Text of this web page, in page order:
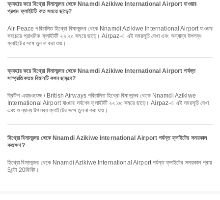
ব্যবহার করে হিথ্রো বিমানবন্দর থেকে Nnamdi Azikiwe International Airport যাওয়ার
প্রথম ফ্লাইটটি কত সময়ে ছাড়ে?
Air Peace পরিচালিত হিথ্রো বিমানবন্দর থেকে Nnamdi Azikiwe International Airport যাওয়ার
সবচেয়ে প্রাথমিক ফ্লাইটটি ২২:২০ সময়ে ছাড়ে। Airpaz-এ এই সময়সূচি দেখা এবং অন্যান্য উপলব্ধ
ফ্লাইটের সঙ্গে তুলনা করা যায়।
ব্যবহার করে হিথ্রো বিমানবন্দর থেকে Nnamdi Azikiwe International Airport পর্যন্ত
সাম্প্রতিকতম বিমানটি কখন ছাড়বে?
ব্রিটিশ এয়ারওয়েজ / British Airways পরিচালিত হিথ্রো বিমানবন্দর থেকে Nnamdi Azikiwe
International Airport যাওয়ার সর্বশেষ ফ্লাইটটি ২২:৩০ সময়ে ছাড়ে। Airpaz-এ এই সময়সূচি দেখা
এবং অন্যান্য উপলব্ধ ফ্লাইটের সঙ্গে তুলনা করা যায়।
হিথ্রো বিমানবন্দর থেকে Nnamdi Azikiwe International Airport পর্যন্ত ফ্লাইটের সময়কাল
কতক্ষণ?
হিথ্রো বিমানবন্দর থেকে Nnamdi Azikiwe International Airport পর্যন্ত ফ্লাইটের সময়কাল প্রায়
5ঘন্টা 20মিনিট।